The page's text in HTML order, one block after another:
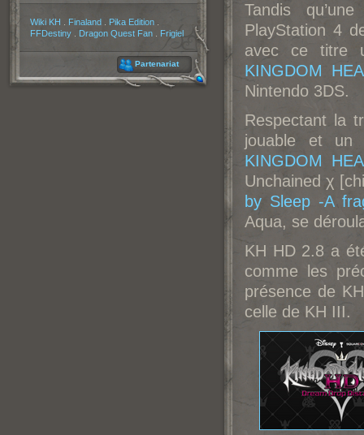
Wiki KH Finaland Pika Edition
FFDestiny
Dragon Quest Fan Frigiel
Partenariat
Tandis
PlayStation 4
avec ce titre
KINGDOM
Nintendo 3DS.
Respectant la
jouable et un
KINGDOM
Unchained χ
by Sleep -A
Aqua, se
KH HD 2.8 a
comme les
présence de
celle de KH III.